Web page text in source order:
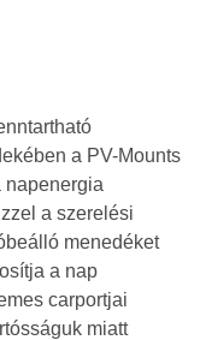
a PV-Mounts
napenergia
a szerelési
menedéket
a nap
carportjai
miatt